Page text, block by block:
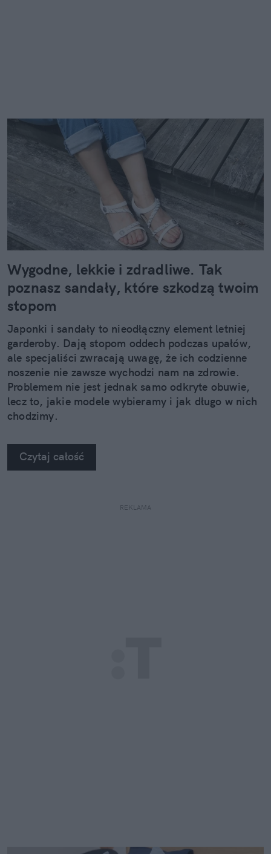
Wygodne, lekkie i zdradliwe. Tak
poznasz sandały, które szkodzą twoim
stopom
Japonki i sandały to nieodłączny element letniej
garderoby. Dają stopom oddech podczas upałów,
ale specjaliści zwracają uwagę, że ich codzienne
noszenie nie zawsze wychodzi nam na zdrowie.
Problemem nie jest jednak samo odkryte obuwie,
lecz to, jakie modele wybieramy i jak długo w nich
chodzimy.
Czytaj całość
REKLAMA